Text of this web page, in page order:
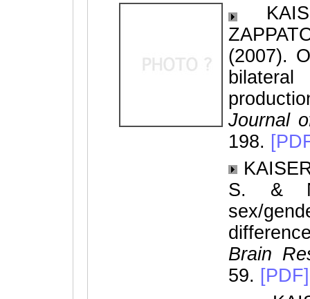
(2007).
Journal
198.
S. &
sex/
Brain
59. [PDF]